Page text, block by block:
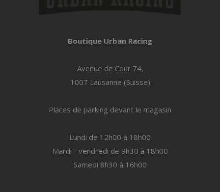
Boutique Urban Racing
Avenue de Cour 74,
1007 Lausanne (Suisse)
Places de parking devant le magasin
Lundi de 12h00 à 18h00
Mardi - vendredi de 9h30 à 18h00
Samedi 8h30 à 16h00